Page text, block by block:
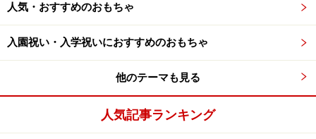
人気・おすすめのおもちゃ
入園祝い・入学祝いにおすすめのおもちゃ
他のテーマも見る
人気記事ランキング